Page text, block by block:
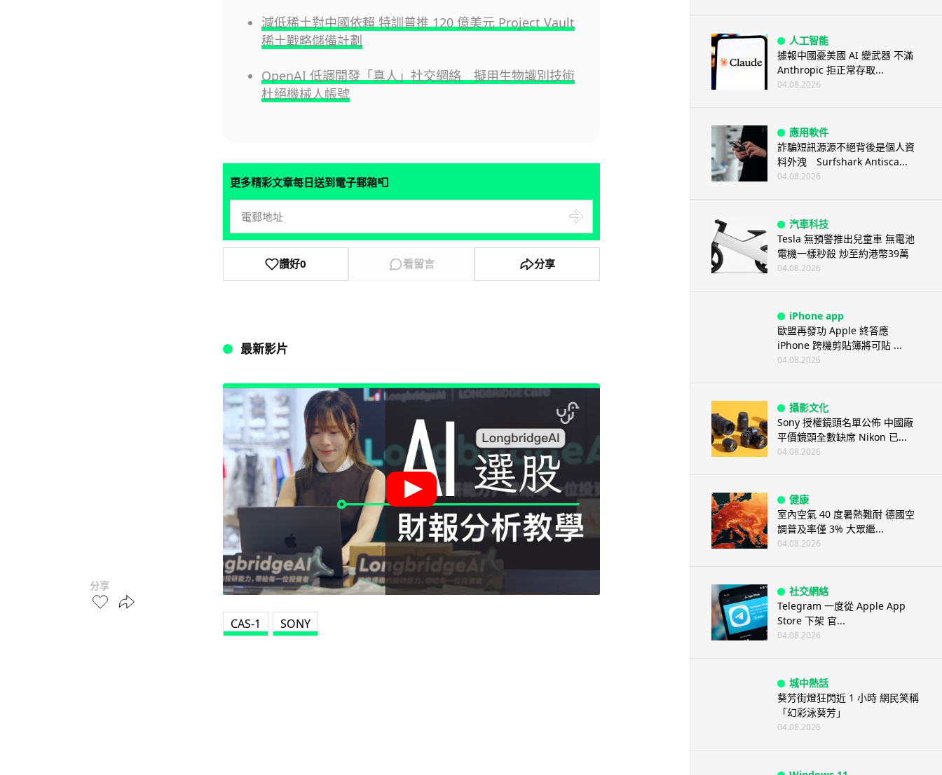
分享
減低稀土對中國依賴 特訓普推 120 億美元 Project Vault
稀土戰略儲備計劃
OpenAI 低調開發「真人」社交網絡 擬用生物識別技術
杜絕機械人帳號
更多精彩文章每日送到電子郵箱📮
讚好0 看留言 分享
最新影片
CAS-1 SONY
人工智能
據報中國憂美國 AI 變武器 不滿
Anthropic 拒正常存取...
04.08.2026
應用軟件
詐騙短訊源源不絕背後是個人資
料外洩 Surfshark Antisca...
04.08.2026
汽車科技
Tesla 無預警推出兒童車 無電池
電機一樣秒殺 炒至約港幣39萬
04.08.2026
iPhone app
歐盟再發功 Apple 終答應
iPhone 跨機剪貼簿將可貼 ...
04.08.2026
攝影文化
Sony 授權鏡頭名單公佈 中國廠
平價鏡頭全數缺席 Nikon 已...
04.08.2026
健康
室內空氣 40 度暑熱難耐 德國空
調普及率僅 3% 大眾繼...
04.08.2026
社交網絡
Telegram 一度從 Apple App
Store 下架 官...
04.08.2026
城中熱話
葵芳街燈狂閃近 1 小時 網民笑稱
「幻彩泳葵芳」
04.08.2026